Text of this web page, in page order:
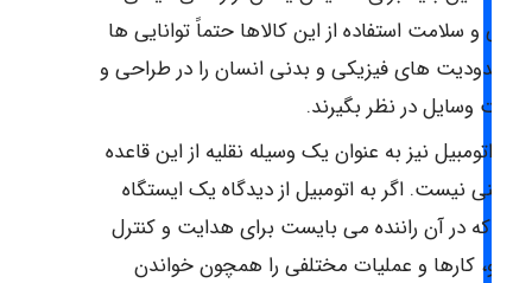
و سلامت استفاده از این کالاها حتماً توانایی ها
محدودیت های فیزیکی و بدنی انسان را در طراحی و
وسایل در نظر بگیرند.
اتومبیل نیز به عنوان یک وسیله نقلیه از این قاعده
نیست. اگر به اتومبیل از دیدگاه یک ایستگاه
که در آن راننده می بایست برای هدایت و کنترل
کارها و عملیات مختلفی را همچون خواندن